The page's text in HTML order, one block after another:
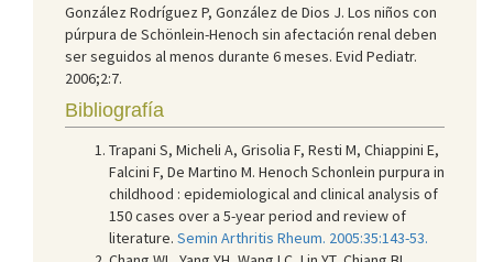
González Rodríguez P, González de Dios J. Los niños con
púrpura de Schönlein-Henoch sin afectación renal deben
ser seguidos al menos durante 6 meses. Evid Pediatr.
2006;2:7.
Bibliografía
Trapani S, Micheli A, Grisolia F, Resti M, Chiappini E,
Falcini F, De Martino M. Henoch Schonlein purpura in
childhood : epidemiological and clinical analysis of
150 cases over a 5-year period and review of
literature. Semin Arthritis Rheum. 2005:35:143-53.